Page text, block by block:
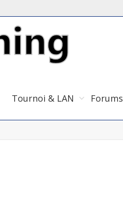
Tournoi & LAN Forums